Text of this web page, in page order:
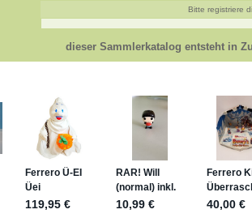
Bonsaipanther:geschrieben am: 10. 5.
@ Harald
https://www.ue-ei-portal-
Dein Enkel sollte zur Strafe die nächsten 3
Für die Figuren VC307, 310, 318 und 326
mein Enkel hat die leider weggeworfen
jan-lukas:
geschrieben am: 29. 4. 2026 -
https://www.ferrero-
sammelspass.de/einladung/
jan-lukas:
geschrieben am: 28. 4. 2026 -
stimmt, jetzt fällt es mir auch ein
geschrieben am: 28. 4.
So habe ich das in Erinnerung ... oder?
Bitte registriere
dieser Sammlerkatalog entsteht in